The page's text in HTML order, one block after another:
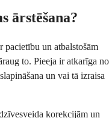
ārstēšana?
pacietību un atbalstošām
to. Pieeja ir atkarīga no
un vai tā izraisa
korekcijām un